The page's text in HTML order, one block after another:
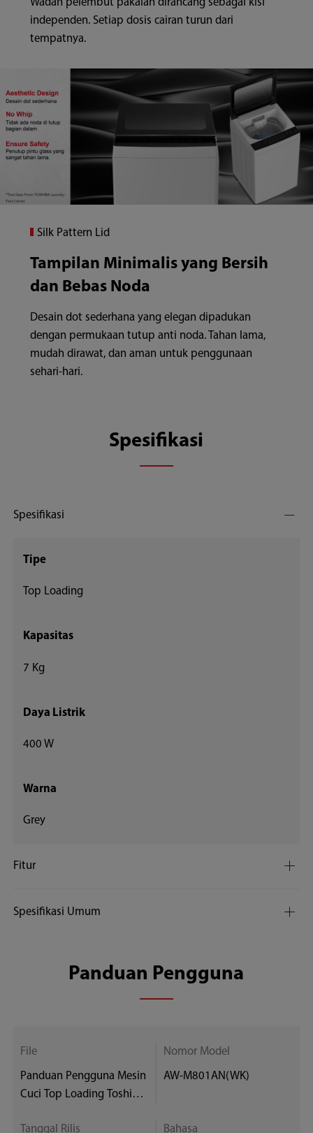
independen. Setiap dosis cairan turun dari
tempatnya.
Silk Pattern Lid
Tampilan Minimalis yang Bersih
dan Bebas Noda
Desain dot sederhana yang elegan dipadukan
dengan permukaan tutup anti noda. Tahan lama,
mudah dirawat, dan aman untuk penggunaan
sehari-hari.
Spesifikasi
Spesifikasi
Tipe
Top Loading
Kapasitas
7 Kg
Daya Listrik
400 W
Warna
Grey
Fitur
Spesifikasi Umum
Panduan Pengguna
File
Panduan Pengguna Mesin
Cuci Top Loading Toshiba
Nomor Model
AW-M801AN(WK)
Tanggal Rilis Bahasa